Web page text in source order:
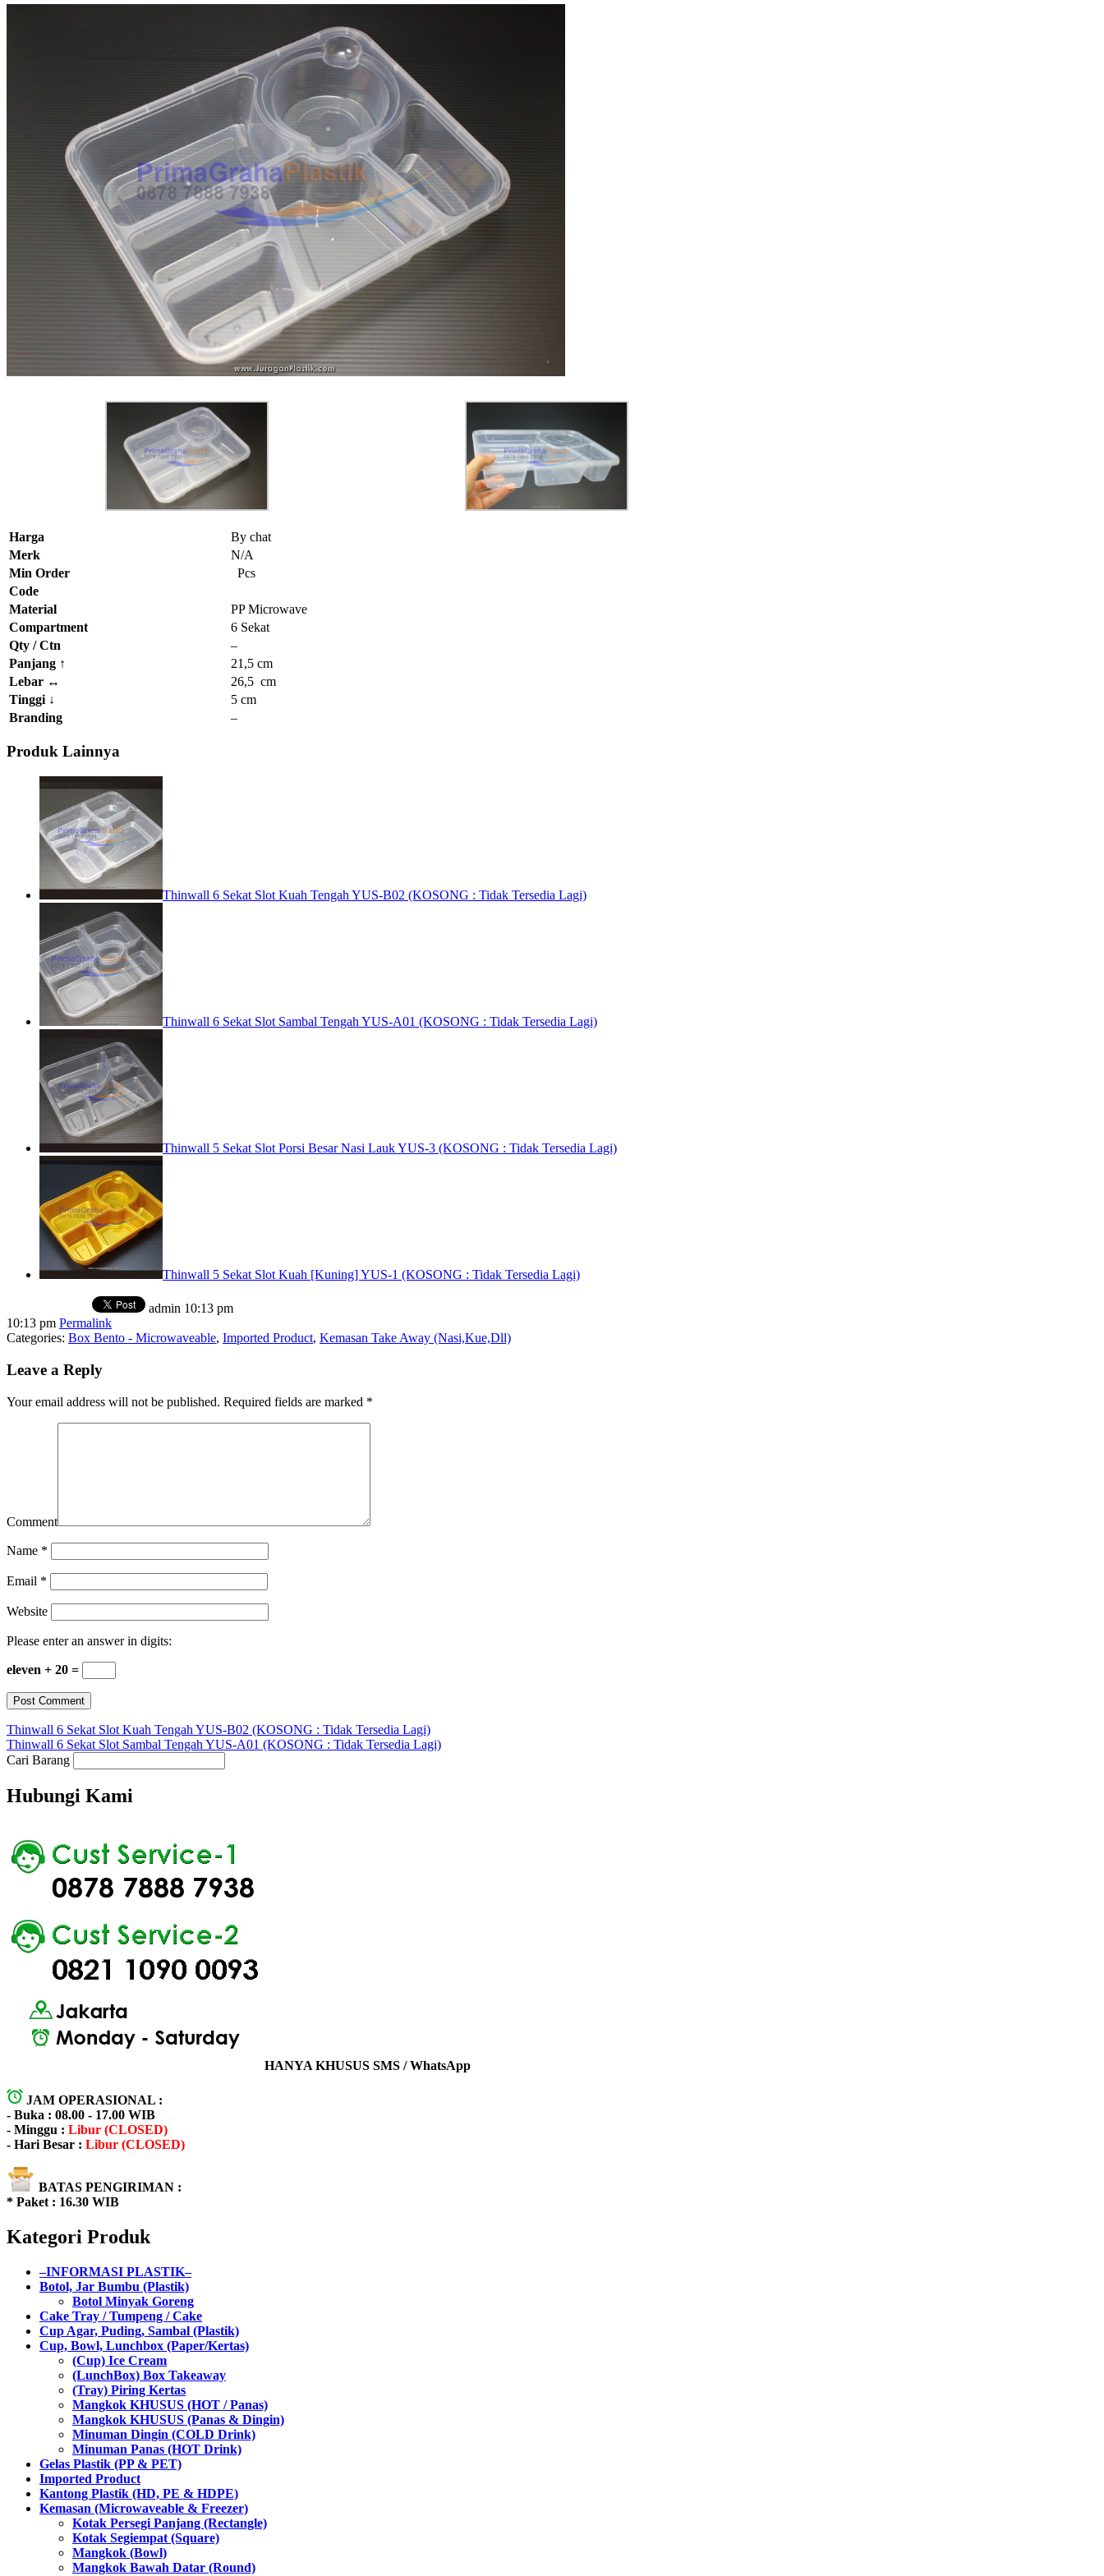
Harga
By chat
Merk
N/A
Min Order
Pcs
Code
Material
PP Microwave
Compartment
6 Sekat
Qty / Ctn
–
Panjang ↑
21,5 cm
Lebar ↔
26,5 cm
Tinggi ↓
5 cm
Branding
–
Produk Lainnya
Thinwall 6 Sekat Slot Kuah Tengah YUS-B02 (KOSONG : Tidak Tersedia Lagi)
Thinwall 6 Sekat Slot Sambal Tengah YUS-A01 (KOSONG : Tidak Tersedia Lagi)
Thinwall 5 Sekat Slot Porsi Besar Nasi Lauk YUS-3 (KOSONG : Tidak Tersedia Lagi)
Thinwall 5 Sekat Slot Kuah [Kuning] YUS-1 (KOSONG : Tidak Tersedia Lagi)
admin 10:13 pm
10:13 pm Permalink
Categories: Box Bento - Microwaveable, Imported Product, Kemasan Take Away (Nasi,Kue,Dll)
Leave a Reply
Your email address will not be published. Required fields are marked *
Comment
Name *
Email *
Website
Please enter an answer in digits:
eleven + 20 =
Thinwall 6 Sekat Slot Kuah Tengah YUS-B02 (KOSONG : Tidak Tersedia Lagi)
Thinwall 6 Sekat Slot Sambal Tengah YUS-A01 (KOSONG : Tidak Tersedia Lagi)
Cari Barang
Hubungi Kami
HANYA KHUSUS SMS / WhatsApp
JAM OPERASIONAL :
- Buka : 08.00 - 17.00 WIB
- Minggu : Libur (CLOSED)
- Hari Besar : Libur (CLOSED)
BATAS PENGIRIMAN :
* Paket : 16.30 WIB
Kategori Produk
–INFORMASI PLASTIK–
Botol, Jar Bumbu (Plastik)
Botol Minyak Goreng
Cake Tray / Tumpeng / Cake
Cup Agar, Puding, Sambal (Plastik)
Cup, Bowl, Lunchbox (Paper/Kertas)
(Cup) Ice Cream
(LunchBox) Box Takeaway
(Tray) Piring Kertas
Mangkok KHUSUS (HOT / Panas)
Mangkok KHUSUS (Panas & Dingin)
Minuman Dingin (COLD Drink)
Minuman Panas (HOT Drink)
Gelas Plastik (PP & PET)
Imported Product
Kantong Plastik (HD, PE & HDPE)
Kemasan (Microwaveable & Freezer)
Kotak Persegi Panjang (Rectangle)
Kotak Segiempat (Square)
Mangkok (Bowl)
Mangkok Bawah Datar (Round)